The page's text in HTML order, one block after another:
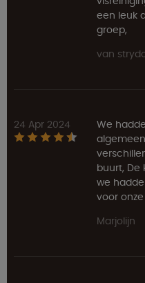
een leuk
groep,
van
24 Apr 2024
We
buurt, De
we
voor
Marjolijn